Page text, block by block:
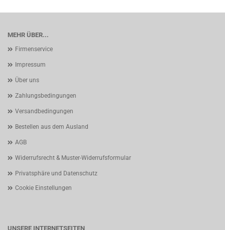
MEHR ÜBER...
Firmenservice
Impressum
Über uns
Zahlungsbedingungen
Versandbedingungen
Bestellen aus dem Ausland
AGB
Widerrufsrecht & Muster-Widerrufsformular
Privatsphäre und Datenschutz
Cookie Einstellungen
UNSERE INTERNETSEITEN